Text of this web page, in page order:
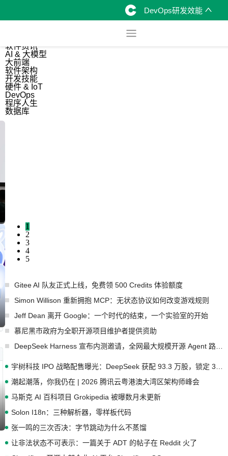
DevOps研发效能
软件资讯
AI & 大模型
大前端
软件架构
开发技能
硬件 & IoT
DevOps
程序人生
数据库
1
2
3
4
5
Gitee AI 队友正式上线，免费领 500 Credits 体验额度
Simon Willison 重新拥抱 MCP：无状态协议如何改变游戏规则
Jeff Dean 离开 Google：一个时代的结束，一个实验室的开始
慕尼黑市政府为全职开源项目维护者提供资助
潮起潮落，你我仍在 | 2026 腾讯云粤港澳大湾区架构师峰会
马斯克 AI 百科项目 Grokipedia 被曝数月未更新
Solon I18n：三种解析器，零样板代码
张一鸣的三次否决：字节跳动为什么不蒸馏
让非法状态不可表示：一篇关于 ADT 的帖子在 Reddit 火了